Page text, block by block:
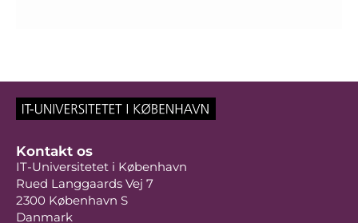
Kontakt os
IT-Universitetet i København
Rued Langgaards Vej 7
2300 København S
Danmark